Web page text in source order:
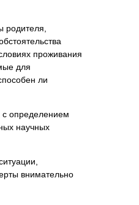
родителя,
проживания
для
ли
определением
научных
внимательно